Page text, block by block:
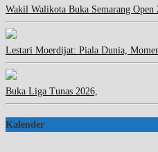
Wakil Walikota Buka Semarang Open
Lestari Moerdijat: Piala Dunia,
Buka Liga Tunas 2026,
Kalender